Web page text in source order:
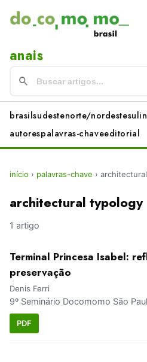
anais
brasilsudestenorte/nordestesul
autorespalavras-chaveeditorial
início › palavras-chave ›
architectural typology
1 artigo
Terminal Princesa Isabel:
preservação
Denis Ferri
9º Seminário Docomomo São
PDF